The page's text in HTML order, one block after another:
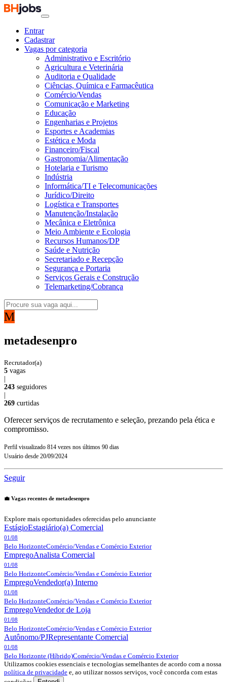
Entrar
Cadastrar
Vagas por categoria
Administrativo e Escritório
Agricultura e Veterinária
Auditoria e Qualidade
Ciências, Química e Farmacêutica
Comércio/Vendas
Comunicação e Marketing
Educação
Engenharias e Projetos
Esportes e Academias
Estética e Moda
Financeiro/Fiscal
Gastronomia/Alimentação
Hotelaria e Turismo
Indústria
Informática/TI e Telecomunicações
Jurídico/Direito
Logística e Transportes
Manutenção/Instalação
Mecânica e Eletrônica
Meio Ambiente e Ecologia
Recursos Humanos/DP
Saúde e Nutrição
Secretariado e Recepção
Segurança e Portaria
Serviços Gerais e Construção
Telemarketing/Cobrança
M
metadesenpro
Recrutador(a)
5 vagas
243 seguidores
269 curtidas
Oferecer serviços de recrutamento e seleção, prezando pela ética e
compromisso.
Perfil visualizado 814 vezes nos últimos 90 dias
Usuário desde 20/09/2024
Seguir
💼 Vagas recentes de metadesenpro
Explore mais oportunidades oferecidas pelo anunciante
EstágioEstagiário(a) Comercial
01/08
Belo HorizonteComércio/Vendas e Comércio Exterior
EmpregoAnalista Comercial
01/08
Belo HorizonteComércio/Vendas e Comércio Exterior
EmpregoVendedor(a) Interno
01/08
Belo HorizonteComércio/Vendas e Comércio Exterior
EmpregoVendedor de Loja
01/08
Belo HorizonteComércio/Vendas e Comércio Exterior
Autônomo/PJRepresentante Comercial
01/08
Belo Horizonte (Híbrido)Comércio/Vendas e Comércio Exterior
Utilizamos cookies essenciais e tecnologias semelhantes de acordo com a nossa
política de privacidade e, ao utilizar nossos serviços, você concorda com estas